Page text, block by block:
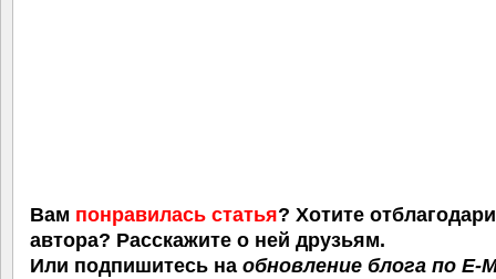
Вам понравилась статья? Хотите
автора? Расскажите о ней друзьям.
Или подпишитесь на обновление блога по E-